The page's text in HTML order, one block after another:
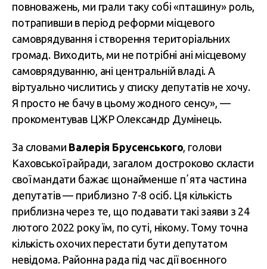
повноважень, ми грали таку собі «пташину» роль,
потрапивши в період реформи місцевого
самоврядування і створення територіальних
громад. Виходить, ми не потрібні ані місцевому
самоврядуванню, ані центральній владі. А
віртуально числитись у списку депутатів не хочу.
Я просто не бачу в цьому жодного сенсу», —
прокоментував ЦЖР Олександр Думінець.
За словами Валерія Брусенського, голови
Каховської райради, загалом достроково скласти
свої мандати бажає щонайменше пʼята частина
депутатів — приблизно 7-8 осіб. Ця кількість
приблизна через те, що подавати такі заяви з 24
лютого 2022 року їм, по суті, нікому. Тому точна
кількість охочих перестати бути депутатом
невідома. Районна рада під час дії воєнного